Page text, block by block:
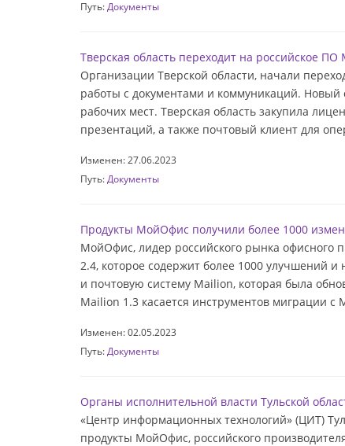
Путь: Документы
Тверская область переходит на российское
Организации Тверской области, начали
работы с документами и коммуникаций. Новый
рабочих мест. Тверская область закупила
презентаций, а также почтовый клиент для
Изменен: 27.06.2023
Путь: Документы
Продукты МойОфис получили более 1000
МойОфис, лидер российского рынка офисного
2.4, которое содержит более 1000 улучшений
и почтовую систему Mailion, которая была
Mailion 1.3 касается инструментов миграции с
Изменен: 02.05.2023
Путь: Документы
Органы исполнительной власти Тульской
«Центр информационных технологий» (ЦИТ)
продукты МойОфис, российского